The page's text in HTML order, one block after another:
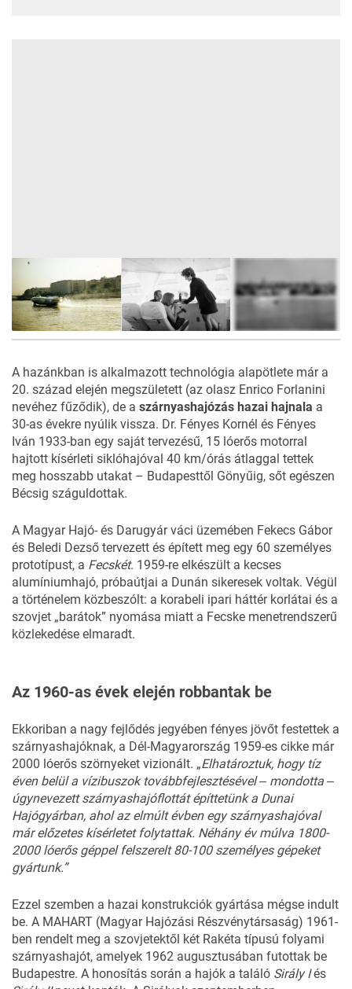
A hazánkban is alkalmazott technológia alapötlete már a
20. század elején megszületett (az olasz Enrico Forlanini
nevéhez fűződik), de a szárnyashajózás hazai hajnala a
30-as évekre nyúlik vissza. Dr. Fényes Kornél és Fényes
Iván 1933-ban egy saját tervezésű, 15 lóerős motorral
hajtott kísérleti siklóhajóval 40 km/órás átlaggal tettek
meg hosszabb utakat – Budapesttől Gönyűig, sőt egészen
Bécsig száguldottak.
A Magyar Hajó- és Darugyár váci üzemében Fekecs Gábor
és Beledi Dezső tervezett és épített meg egy 60 személyes
prototípust, a Fecskét. 1959-re elkészült a kecses
alumíniumhajó, próbaútjai a Dunán sikeresek voltak. Végül
a történelem közbeszólt: a korabeli ipari háttér korlátai és a
szovjet „barátok” nyomása miatt a Fecske menetrendszerű
közlekedése elmaradt.
Az 1960-as évek elején robbantak be
Ekkoriban a nagy fejlődés jegyében fényes jövőt festettek a
szárnyashajóknak, a Dél-Magyarország 1959-es cikke már
2000 lóerős szörnyeket vizionált. „Elhatároztuk, hogy tíz
éven belüla vízibuszok továbbfejlesztésével ‒ mondotta ‒
úgynevezettszárnyashajóflottátépíttetünka Dunai
Hajógyárban, aholaz elmúltévben egyszárnyashajóval
márelőzetes kísérletet folytattak. Néhányévmúlva 1800-
2000 lóerős géppel felszerelt 80-100 személyes gépeket
gyártunk.”
Ezzel szemben a hazai konstrukciók gyártása mégse indult
be. A MAHART (Magyar Hajózási Részvénytársaság) 1961-
ben rendelt meg a szovjetektől két Rakéta típusú folyami
szárnyashajót, amelyek 1962 augusztusában futottak be
Budapestre. A honosítás során a hajók a találó Sirály Iés